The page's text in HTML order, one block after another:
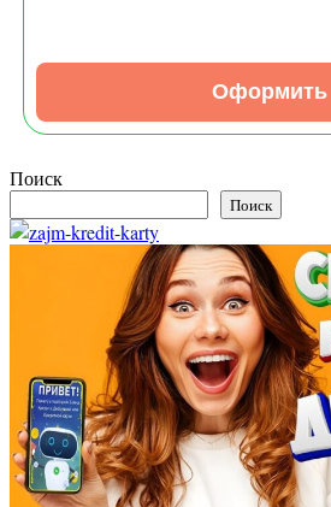
Оформить
Поиск
Поиск